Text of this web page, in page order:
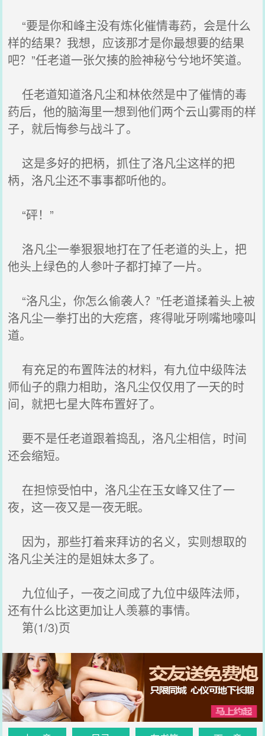
“要是你和峰主没有炼化催情毒药，会是什么
样的结果？我想，应该那才是你最想要的结果
吧？”任老道一张欠揍的脸神秘兮兮地坏笑道。
任老道知道洛凡尘和林依然是中了催情的毒
药后，他的脑海里一想到他们两个云山雾雨的样
子，就后悔参与战斗了。
这是多好的把柄，抓住了洛凡尘这样的把
柄，洛凡尘还不事事都听他的。
“砰！”
洛凡尘一拳狠狠地打在了任老道的头上，把
他头上绿色的人参叶子都打掉了一片。
“洛凡尘，你怎么偷袭人？”任老道揉着头上被
洛凡尘一拳打出的大疙瘩，疼得呲牙咧嘴地嚎叫
道。
有充足的布置阵法的材料，有九位中级阵法
师仙子的鼎力相助，洛凡尘仅仅用了一天的时
间，就把七星大阵布置好了。
要不是任老道跟着捣乱，洛凡尘相信，时间
还会缩短。
在担惊受怕中，洛凡尘在玉女峰又住了一
夜，这一夜又是一夜无眠。
因为，那些打着来拜访的名义，实则想取的
洛凡尘关注的是姐妹太多了。
九位仙子，一夜之间成了九位中级阵法师，
还有什么比这更加让人羡慕的事情。
第(1/3)页